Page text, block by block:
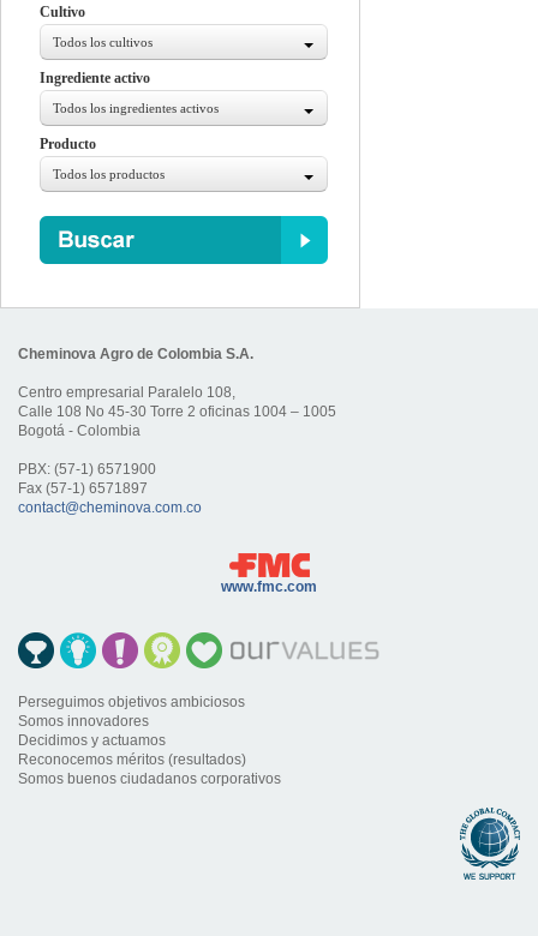
Cultivo
Todos los cultivos
Ingrediente activo
Todos los ingredientes activos
Producto
Todos los productos
Cheminova Agro de Colombia S.A.
Centro empresarial Paralelo 108,
Calle 108 No 45-30 Torre 2 oficinas 1004 – 1005
Bogotá - Colombia
PBX: (57-1) 6571900
Fax (57-1) 6571897
contact@cheminova.com.co
www.fmc.com
Perseguimos objetivos ambiciosos
Somos innovadores
Decidimos y actuamos
Reconocemos méritos (resultados)
Somos buenos ciudadanos corporativos